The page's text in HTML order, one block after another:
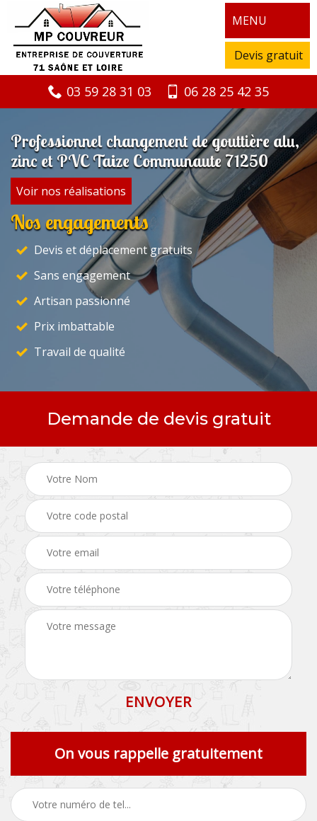
MENU
Devis gratuit
03 59 28 31 03 06 28 25 42 35
Professionnel changement de gouttière alu,
zinc et PVC Taize Communaute 71250
Voir nos réalisations
Nos engagements
Devis et déplacement gratuits
Sans engagement
Artisan passionné
Prix imbattable
Travail de qualité
Demande de devis gratuit
On vous rappelle gratuitement